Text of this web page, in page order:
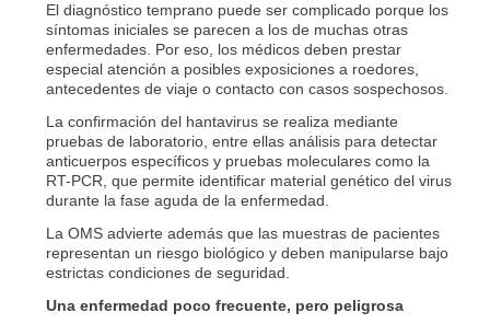
El diagnóstico temprano puede ser complicado porque los
síntomas iniciales se parecen a los de muchas otras
enfermedades. Por eso, los médicos deben prestar
especial atención a posibles exposiciones a roedores,
antecedentes de viaje o contacto con casos sospechosos.
La confirmación del hantavirus se realiza mediante
pruebas de laboratorio, entre ellas análisis para detectar
anticuerpos específicos y pruebas moleculares como la
RT-PCR, que permite identificar material genético del virus
durante la fase aguda de la enfermedad.
La OMS advierte además que las muestras de pacientes
representan un riesgo biológico y deben manipularse bajo
estrictas condiciones de seguridad.
Una enfermedad poco frecuente, pero peligrosa